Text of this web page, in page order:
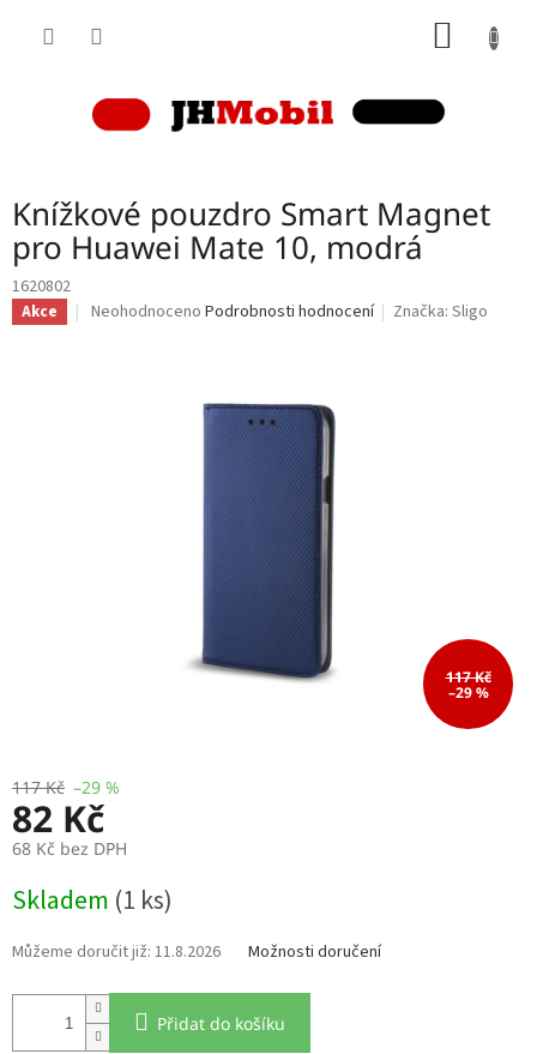
Knížkové pouzdro Smart Magnet
pro Huawei Mate 10, modrá
1620802
Akce
Průměrné
Neohodnoceno Podrobnosti hodnocení Značka:Sligo
117 Kč
–29 %
117 Kč –29 %
82 Kč
68 Kč bez DPH
cena:
Skladem (1 ks)
11.8.2026 Možnosti doručení
Přidat do košíku